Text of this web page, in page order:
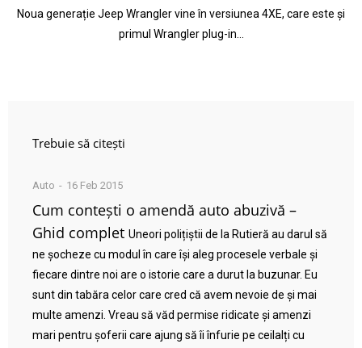
Noua generație Jeep Wrangler vine în versiunea 4XE, care este și
primul Wrangler plug-in…
Trebuie să citești
Auto 16 Feb 2015
Cum contești o amendă auto abuzivă –
Ghid complet Uneori polițiștii de la Rutieră au darul să
ne șocheze cu modul în care își aleg procesele verbale și
fiecare dintre noi are o istorie care a durut la buzunar. Eu
sunt din tabăra celor care cred că avem nevoie de și mai
multe amenzi. Vreau să văd permise ridicate și amenzi
mari pentru șoferii care ajung să îi înfurie pe ceilalți cu